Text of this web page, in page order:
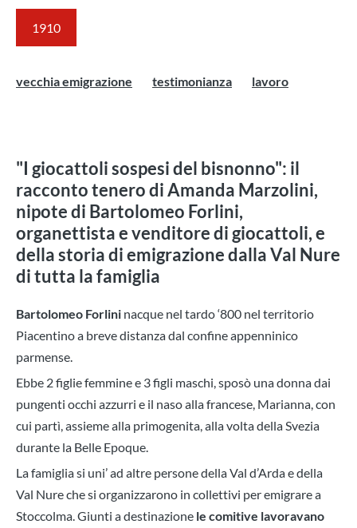
1910
vecchia emigrazione testimonianza lavoro
"I giocattoli sospesi del bisnonno": il
racconto tenero di Amanda Marzolini,
nipote di Bartolomeo Forlini,
organettista e venditore di giocattoli, e
della storia di emigrazione dalla Val Nure
di tutta la famiglia
Bartolomeo Forlini nacque nel tardo ‘800 nel territorio
Piacentino a breve distanza dal confine appenninico
parmense.
Ebbe 2 figlie femmine e 3 figli maschi, sposò una donna dai
pungenti occhi azzurri e il naso alla francese, Marianna, con
cui partì, assieme alla primogenita, alla volta della Svezia
durante la Belle Epoque.
La famiglia si uni’ ad altre persone della Val d’Arda e della
Val Nure che si organizzarono in collettivi per emigrare a
Stoccolma. Giunti a destinazione le comitive lavoravano